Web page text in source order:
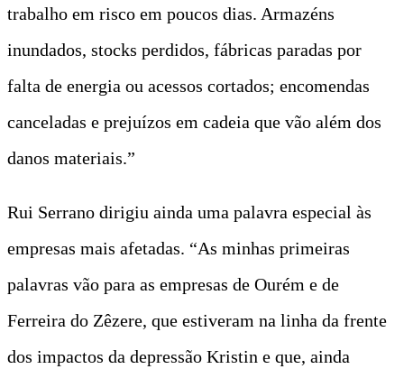
trabalho em risco em poucos dias. Armazéns
inundados, stocks perdidos, fábricas paradas por
falta de energia ou acessos cortados; encomendas
canceladas e prejuízos em cadeia que vão além dos
danos materiais.”
Rui Serrano dirigiu ainda uma palavra especial às
empresas mais afetadas. “As minhas primeiras
palavras vão para as empresas de Ourém e de
Ferreira do Zêzere, que estiveram na linha da frente
dos impactos da depressão Kristin e que, ainda